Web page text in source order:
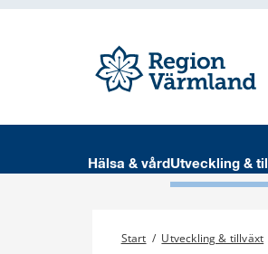
Hälsa & vård Utveckling &
Start / Utveckling & tillväxt